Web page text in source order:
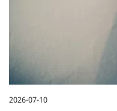
2026-07-10